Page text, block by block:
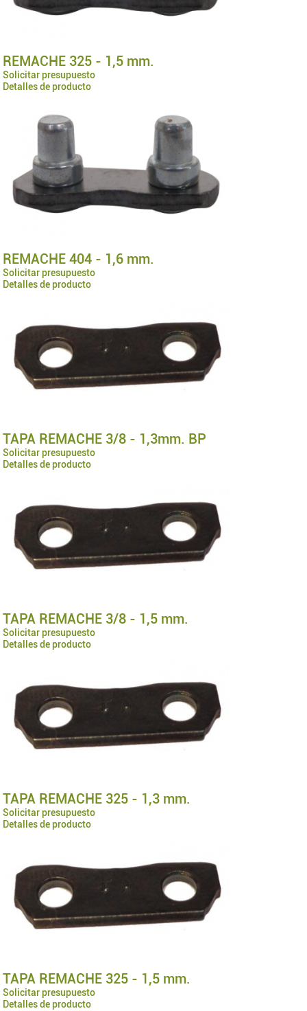
REMACHE 325 - 1,5 mm.
Solicitar presupuesto
Detalles de producto
REMACHE 404 - 1,6 mm.
Solicitar presupuesto
Detalles de producto
TAPA REMACHE 3/8 - 1,3mm. BP
Solicitar presupuesto
Detalles de producto
TAPA REMACHE 3/8 - 1,5 mm.
Solicitar presupuesto
Detalles de producto
TAPA REMACHE 325 - 1,3 mm.
Solicitar presupuesto
Detalles de producto
TAPA REMACHE 325 - 1,5 mm.
Solicitar presupuesto
Detalles de producto